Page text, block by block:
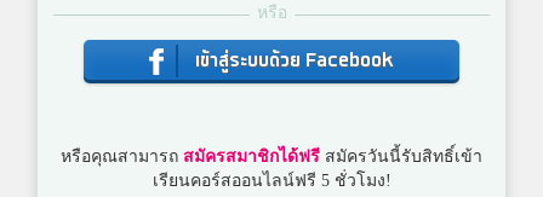
หรือ
เข้าสู่ระบบด้วย Facebook
หรือคุณสามารถ สมัครสมาชิกได้ฟรี สมัครวันนี้รับสิทธิ์เข้า
เรียนคอร์สออนไลน์ฟรี 5 ชั่วโมง!